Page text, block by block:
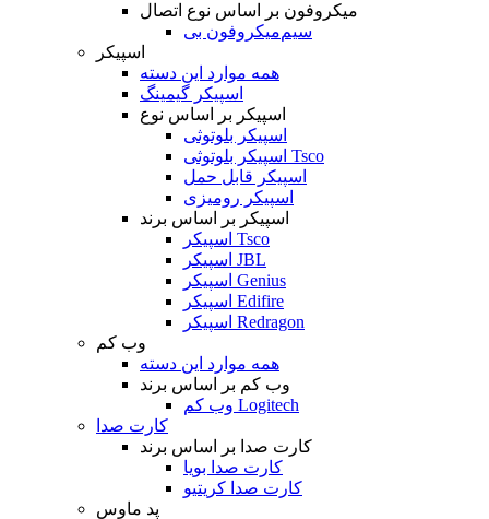
میکروفون بر اساس نوع اتصال
میکروفون بی‌‎سیم
اسپیکر
همه موارد این دسته
اسپیکر گیمینگ
اسپیکر بر اساس نوع
اسپیکر بلوتوثی
اسپیکر بلوتوثی Tsco
اسپیکر قابل حمل
اسپیکر رومیزی
اسپیکر بر اساس برند
اسپیکر Tsco
اسپیکر JBL
اسپیکر Genius
اسپیکر Edifire
اسپیکر Redragon
وب کم
همه موارد این دسته
وب کم بر اساس برند
وب کم Logitech
کارت صدا
کارت صدا بر اساس برند
کارت صدا بویا
کارت صدا کریتیو
پد ماوس